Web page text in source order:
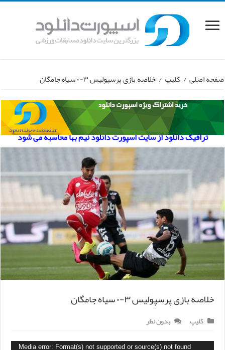
صفحه اصلی / کلیپ / خلاصه بازی پرسپولیس ۳-۰ سیاه جامگان
ترافیک دانلود از سایت اسپورت دانلود نیم بها محاسبه می شود
خلاصه بازی پرسپولیس ۳-۰ سیاه جامگان
کلیپ بدون نظر
Media error: Format(s) not supported or source(s) not found